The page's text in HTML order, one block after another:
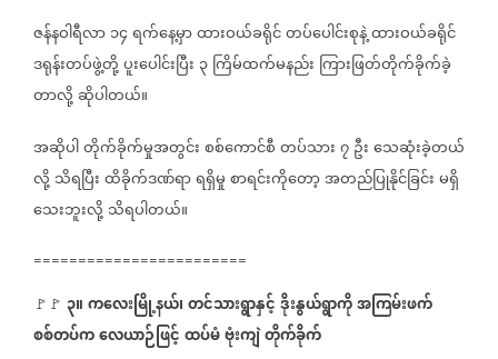
ဇန်နဝါရီလာ၁၄ရက်နေ့မှာထားဝယ်ခရိုင်တပ်ပေါင်းစုနဲ့ထားဝယ်ခရိုင်
ဒရုန်းတပ်ဖွဲ့တို့ပူးပေါင်းပြီး ၃ကြိမ်ထက်မနည်း ကြားဖြတ်တိုက်ခိုက်ခဲ့
တာလို့ဆိုပါတယ်။
အဆိုပါတိုက်ခိုက်မှုအတွင်းစစ်ကောင်စီတပ်သား၇ဦးသေဆုံးခဲ့တယ်
လို့သိရပြီးထိခိုက်ဒဏ်ရာရရှိမှုစာရင်းကိုတော့အတည်ပြုနိုင်ခြင်းမရှိ
သေးဘူးလို့သိရပါတယ်။
========================
🚩🚩 ၃။ကလေးမြို့နယ်၊တင်သားရွာနှင့်ဒိုးနွယ်ရွာကိုအကြမ်းဖက်
စစ်တပ်ကလေယာဉ်ဖြင့်ထပ်မံဗုံးကျဲတိုက်ခိုက်